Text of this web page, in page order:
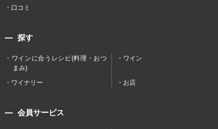
口コミ
探す
ワインに合うレシピ(料理・おつ
まみ)
ワイン
ワイナリー お店
会員サービス